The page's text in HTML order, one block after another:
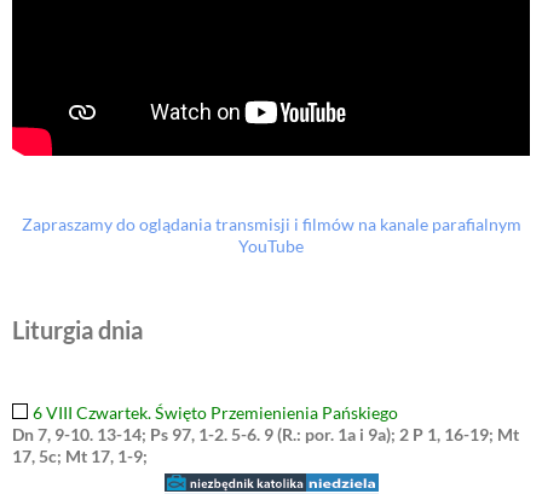
Zapraszamy do oglądania transmisji i filmów na kanale parafialnym
YouTube
Liturgia dnia
6 VIII Czwartek. Święto Przemienienia Pańskiego
Dn 7, 9-10. 13-14; Ps 97, 1-2. 5-6. 9 (R.: por. 1a i 9a); 2 P 1, 16-19; Mt
17, 5c; Mt 17, 1-9;